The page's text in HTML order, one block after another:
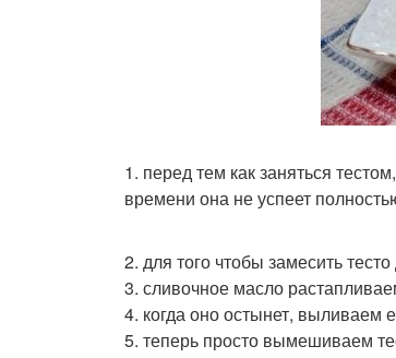
1. перед тем как заняться
времени она не успеет
2. для того чтобы замесить
3. сливочное масло
4. когда оно остынет, выливаем
5. теперь просто вымешиваем